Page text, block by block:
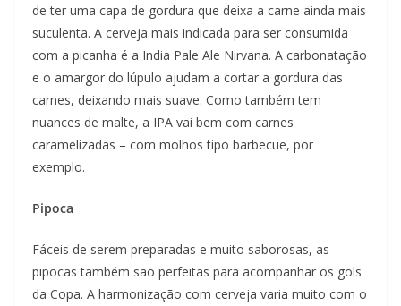
de ter uma capa de gordura que deixa a carne ainda mais
suculenta. A cerveja mais indicada para ser consumida
com a picanha é a India Pale Ale Nirvana. A carbonatação
e o amargor do lúpulo ajudam a cortar a gordura das
carnes, deixando mais suave. Como também tem
nuances de malte, a IPA vai bem com carnes
caramelizadas – com molhos tipo barbecue, por
exemplo.
Pipoca
Fáceis de serem preparadas e muito saborosas, as
pipocas também são perfeitas para acompanhar os gols
da Copa. A harmonização com cerveja varia muito com o